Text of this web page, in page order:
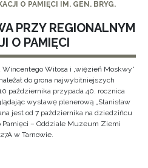
O PAMIĘCI IM. GEN. BRYG.
PRZY REGIONALNYM
O PAMIĘCI
Wincentego Witosa i „więzień Moskwy”
do grona najwybitniejszych
października przypada 40. rocznica
wystawę plenerową „Stanisław
jest od 7 października na dziedzińcu
Pamięci – Oddziale Muzeum Ziemi
w Tarnowie.